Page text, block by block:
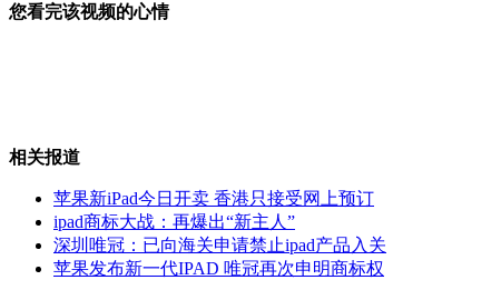
您看完该视频的心情
相关报道
苹果新iPad今日开卖 香港只接受网上预订
ipad商标大战：再爆出“新主人”
深圳唯冠：已向海关申请禁止ipad产品入关
苹果发布新一代IPAD 唯冠再次申明商标权